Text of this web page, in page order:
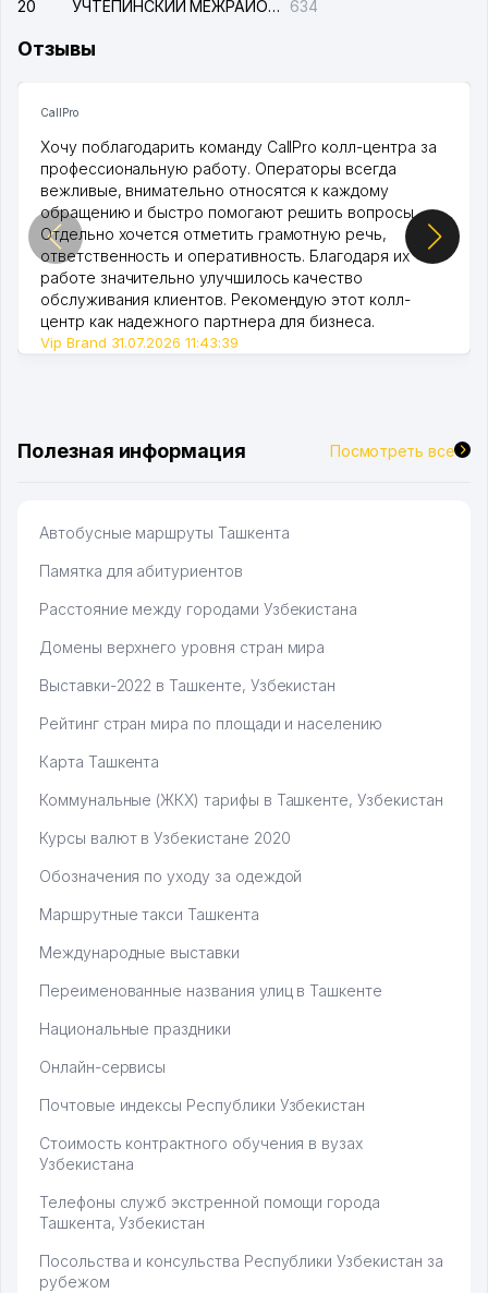
20
УЧТЕПИНСКИЙ МЕЖРАЙОННЫЙ СУД ПО ГРАЖДАНСКИМ ДЕЛАМ 634
Отзывы
CallPro
Хочу поблагодарить команду CallPro колл-центра за
профессиональную работу. Операторы всегда
вежливые, внимательно относятся к каждому
обращению и быстро помогают решить вопросы.
Отдельно хочется отметить грамотную речь,
ответственность и оперативность. Благодаря их
работе значительно улучшилось качество
обслуживания клиентов. Рекомендую этот колл-
центр как надежного партнера для бизнеса.
Vip Brand 31.07.2026 11:43:39
Полезная информация Посмотреть все
Автобусные маршруты Ташкента
Памятка для абитуриентов
Расстояние между городами Узбекистана
Домены верхнего уровня стран мира
Выставки-2022 в Ташкенте, Узбекистан
Рейтинг стран мира по площади и населению
Карта Ташкента
Коммунальные (ЖКХ) тарифы в Ташкенте, Узбекистан
Курсы валют в Узбекистане 2020
Обозначения по уходу за одеждой
Маршрутные такси Ташкента
Международные выставки
Переименованные названия улиц в Ташкенте
Национальные праздники
Онлайн-сервисы
Почтовые индексы Республики Узбекистан
Стоимость контрактного обучения в вузах
Узбекистана
Телефоны служб экстренной помощи города
Ташкента, Узбекистан
Посольства и консульства Республики Узбекистан за
рубежом